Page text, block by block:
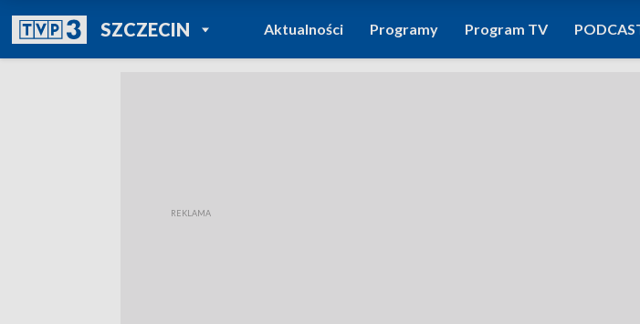
SZCZECINPOWRÓT DO
TVP REGIONY
Aktualności Programy Program TV